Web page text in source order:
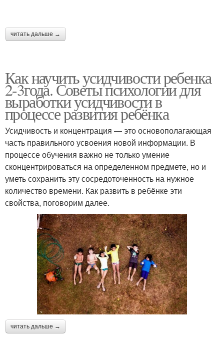
читать дальше →
Как научить усидчивости ребенка
2-3года. Советы психологии для
выработки усидчивости в
процессе развития ребёнка
Усидчивость и концентрация — это основополагающая
часть правильного усвоения новой информации. В
процессе обучения важно не только умение
сконцентрироваться на определенном предмете, но и
уметь сохранить эту сосредоточенность на нужное
количество времени. Как развить в ребёнке эти
свойства, поговорим далее.
читать дальше →